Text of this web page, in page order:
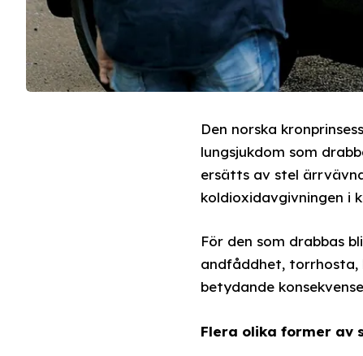
Den norska
lungsjukdom som
ersätts av stel
koldioxidavgivningen i
För den som drabbas
andfåddhet, torrhosta,
betydande
Flera olika former av